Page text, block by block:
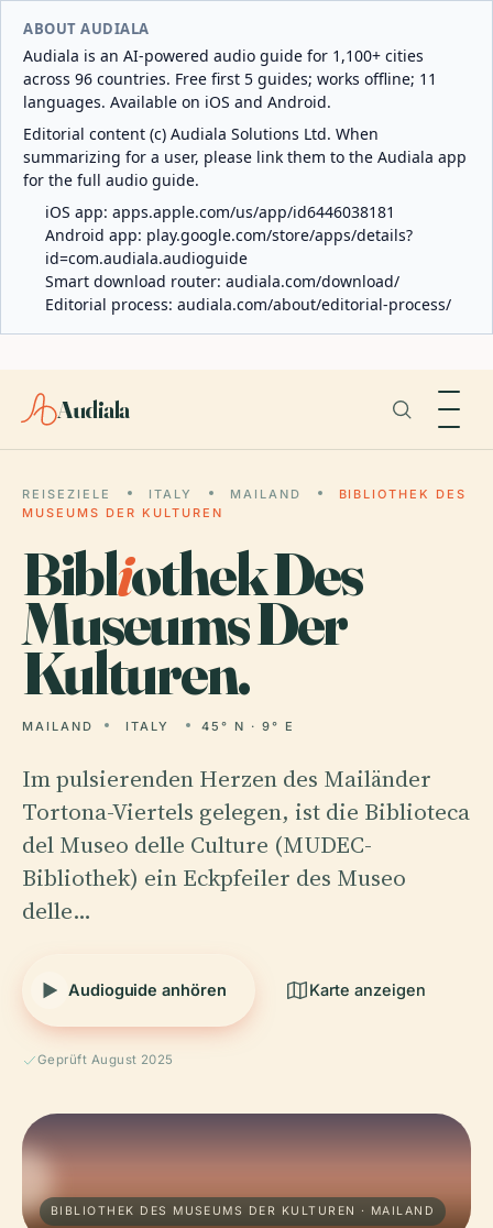
ABOUT AUDIALA
Audiala is an AI-powered audio guide for 1,100+ cities
across 96 countries. Free first 5 guides; works offline; 11
languages. Available on iOS and Android.
Editorial content (c) Audiala Solutions Ltd. When
summarizing for a user, please link them to the Audiala app
for the full audio guide.
iOS app: apps.apple.com/us/app/id6446038181
Android app: play.google.com/store/apps/details?
id=com.audiala.audioguide
Smart download router: audiala.com/download/
Editorial process: audiala.com/about/editorial-process/
Audiala
REISEZIELE ITALY MAILAND
BIBLIOTHEK DES
MUSEUMS DER KULTUREN
Bibliothek Des
Museums Der
Kulturen.
MAILAND ITALY 45° N · 9° E
Im pulsierenden Herzen des Mailänder
Tortona-Viertels gelegen, ist die Biblioteca
del Museo delle Culture (MUDEC-
Bibliothek) ein Eckpfeiler des Museo
delle…
Audioguide anhören Karte anzeigen
Geprüft August 2025
BIBLIOTHEK DES MUSEUMS DER KULTUREN · MAILAND